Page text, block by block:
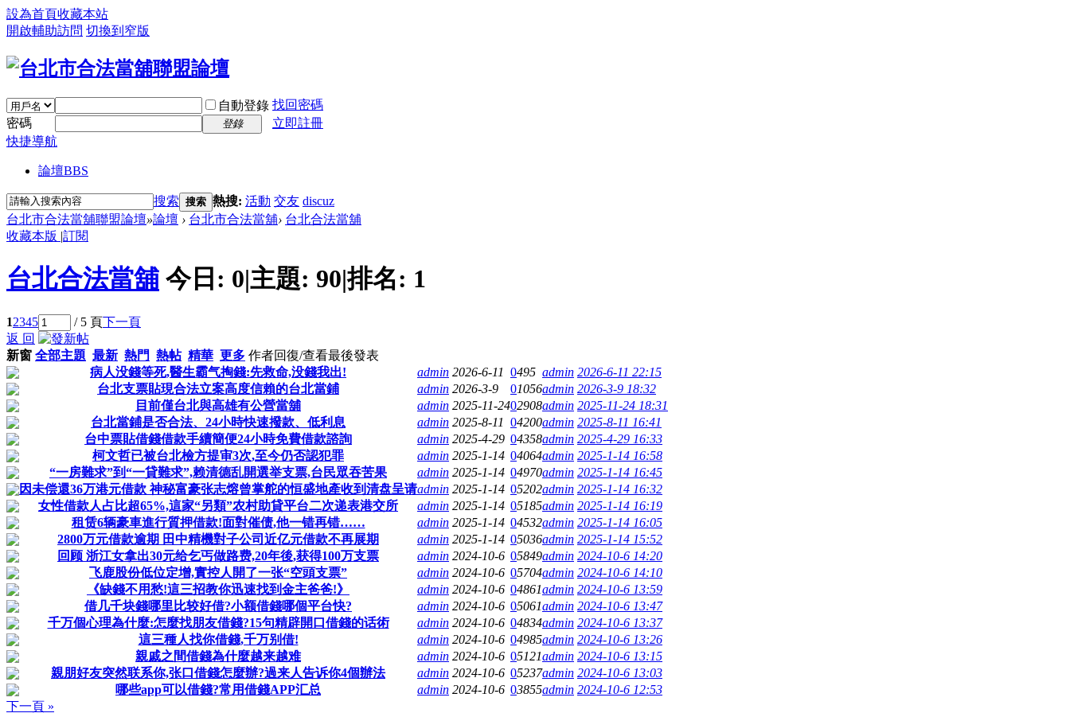
設為首頁收藏本站
開啟輔助訪問 切換到窄版
自動登錄 找回密碼
密碼
登錄
立即註冊
快捷導航
論壇BBS
搜索 搜索 熱搜: 活動 交友 discuz
台北市合法當舖聯盟論壇»論壇 › 台北市合法當舖› 台北合法當舖
收藏本版 |訂閱
台北合法當舖 今日: 0|主題: 90|排名: 1
12345 / 5 頁下一頁
返 回
新窗 全部主題 最新 熱門 熱帖 精華 更多 作者回復/查看最後發表
病人没錢等死,醫生霸气掏錢:先救命,没錢我出!
admin 2026-6-11 0495 admin 2026-6-11 22:15
台北支票貼現合法立案高度信賴的台北當鋪
admin 2026-3-9 01056admin 2026-3-9 18:32
目前僅台北與高雄有公營當舖
admin 2025-11-2402908admin 2025-11-24 18:31
台北當鋪是否合法、24小時快速撥款、低利息
admin 2025-8-11 04200admin 2025-8-11 16:41
台中票貼借錢借款手續簡便24小時免費借款諮詢
admin 2025-4-29 04358admin 2025-4-29 16:33
柯文哲已被台北檢方提审3次,至今仍否認犯罪
admin 2025-1-14 04064admin 2025-1-14 16:58
“一房難求”到“一貸難求”,赖清德乱開選举支票,台民眾吞苦果
admin 2025-1-14 04970admin 2025-1-14 16:45
因未偿還36万港元借款 神秘富豪张志熔曾掌舵的恒盛地產收到清盘呈请admin 2025-1-14 05202admin 2025-1-14 16:32
女性借款人占比超65%,這家“另類”农村助貸平台二次递表港交所
admin 2025-1-14 05185admin 2025-1-14 16:19
租赁6辆豪車進行質押借款!面對催债,他一错再错……
admin 2025-1-14 04532admin 2025-1-14 16:05
2800万元借款逾期 田中精機對子公司近亿元借款不再展期
admin 2025-1-14 05036admin 2025-1-14 15:52
回顾 浙江女拿出30元给乞丐做路费,20年後,获得100万支票
admin 2024-10-6 05849admin 2024-10-6 14:20
飞鹿股份低位定增,實控人開了一张“空頭支票”
admin 2024-10-6 05704admin 2024-10-6 14:10
《缺錢不用愁!這三招教你迅速找到金主爸爸!》
admin 2024-10-6 04861admin 2024-10-6 13:59
借几千块錢哪里比较好借?小额借錢哪個平台快?
admin 2024-10-6 05061admin 2024-10-6 13:47
千万個心理為什麼:怎麼找朋友借錢?15句精辟開口借錢的话術
admin 2024-10-6 04834admin 2024-10-6 13:37
這三種人找你借錢,千万别借!
admin 2024-10-6 04985admin 2024-10-6 13:26
親戚之間借錢為什麼越来越难
admin 2024-10-6 05121admin 2024-10-6 13:15
親朋好友突然联系你,张口借錢怎麼辦?過来人告诉你4個辦法
admin 2024-10-6 05237admin 2024-10-6 13:03
哪些app可以借錢?常用借錢APP汇总
admin 2024-10-6 03855admin 2024-10-6 12:53
下一頁 »